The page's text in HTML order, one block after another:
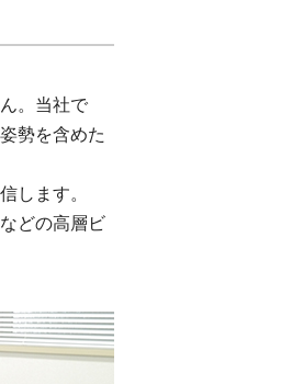
。当社で
勢を含めた
します。
どの高層ビ